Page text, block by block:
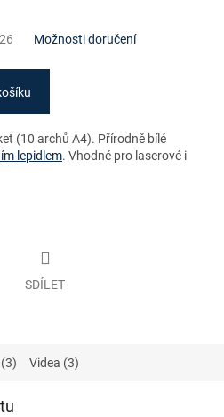
Možnosti doručení
(10 archů A4). Přírodně bílé
lepidlem. Vhodné pro laserové i
SDÍLET
Videa (3)